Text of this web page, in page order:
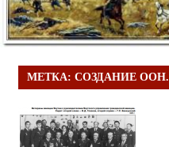
МЕТКА: СОЗДАНИЕ ООН.